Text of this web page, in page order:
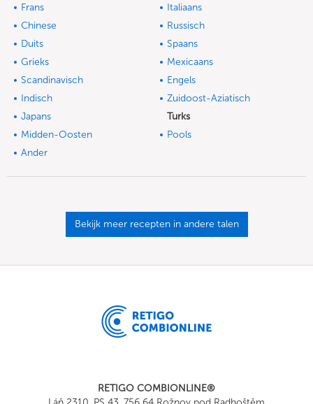
Frans
Italiaans
Chinese
Russisch
Duits
Spaans
Grieks
Mexicaans
Scandinavisch
Engels
Indisch
Zuidoost-Aziatisch
Japans
Turks
Midden-Oosten
Pools
Ander
Bekijk meer recepten in andere talen
RETIGO COMBIONLINE®